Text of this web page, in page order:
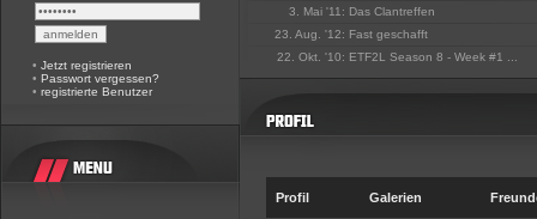
• Jetzt registrieren
• Passwort vergessen?
• registrierte Benutzer
3. Mai '11: Das Clantreffen
23. Aug. '12: Fast geschafft
22. Okt. '10: ETF2L Season 8 - Week #1 ...
Profil Galerien